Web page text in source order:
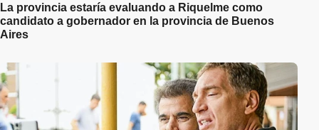
La provincia estaría evaluando a Riquelme como
candidato a gobernador en la provincia de Buenos
Aires